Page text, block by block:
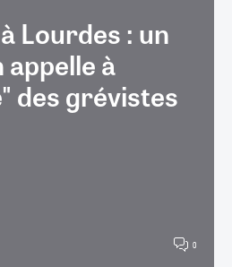
Lourdes : un
appelle à
des grévistes
0